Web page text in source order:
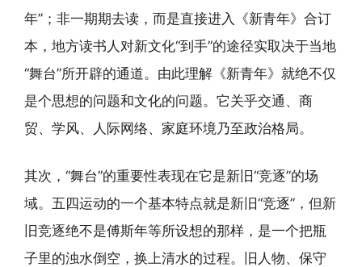
年”；非一期期去读，而是直接进入《新青年》合订
本，地方读书人对新文化“到手”的途径实取决于当地
“舞台”所开辟的通道。由此理解《新青年》就绝不仅
是个思想的问题和文化的问题。它关乎交通、商
贸、学风、人际网络、家庭环境乃至政治格局。
其次，“舞台”的重要性表现在它是新旧“竞逐”的场
域。五四运动的一个基本特点就是新旧“竞逐”，但新
旧竞逐绝不是傅斯年等所设想的那样，是一个把瓶
子里的浊水倒空，换上清水的过程。旧人物、保守